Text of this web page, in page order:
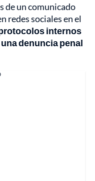
de un comunicado
redes sociales en el
internos
denuncia penal